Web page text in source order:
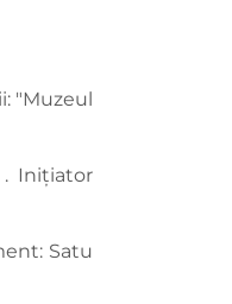
"Muzeul
. Inițiator
Satu